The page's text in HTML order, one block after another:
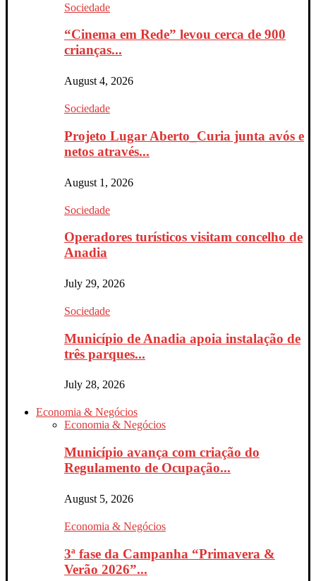
Sociedade
“Cinema em Rede” levou cerca de 900
crianças...
August 4, 2026
Sociedade
Projeto Lugar Aberto_Curia junta avós e
netos através...
August 1, 2026
Sociedade
Operadores turísticos visitam concelho de
Anadia
July 29, 2026
Sociedade
Município de Anadia apoia instalação de
três parques...
July 28, 2026
Economia & Negócios
Economia & Negócios
Município avança com criação do
Regulamento de Ocupação...
August 5, 2026
Economia & Negócios
3ª fase da Campanha “Primavera &
Verão 2026”...